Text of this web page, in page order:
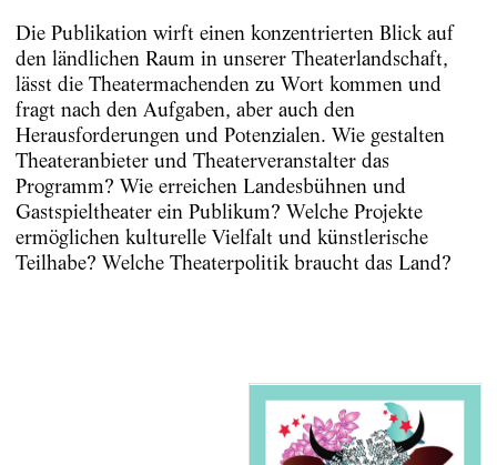
Die Publikation wirft einen konzentrierten Blick auf
den ländlichen Raum in unserer Theaterlandschaft,
lässt die Theatermachenden zu Wort kommen und
fragt nach den Aufgaben, aber auch den
Herausforderungen und Potenzialen. Wie gestalten
Theateranbieter und Theaterveranstalter das
Programm? Wie erreichen Landesbühnen und
Gastspieltheater ein Publikum? Welche Projekte
ermöglichen kulturelle Vielfalt und künstlerische
Teilhabe? Welche Theaterpolitik braucht das Land?